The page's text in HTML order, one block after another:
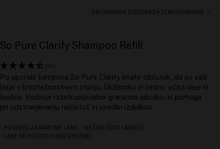
SALONINAŠA ZGODBA ZA STROKOVNJAKE
So Pure Clarify Shampoo Refill
(65)
Po uporabi šampona So Pure Clarify imate občutek, da so vaši
lasje v breztežnostnem stanju. Globinsko in nežno očisti lase in
lasišče. Vsebuje razstrupljevalno granatno jabolko, ki pomaga
pri odstranjevanju nečistoč in usedlin izdelkov.
POSEBEJ ZA MASTNE LASE
NEŽNO ČISTI LASIŠČE
LASE SE POČUTIJO BREZTEŽNE